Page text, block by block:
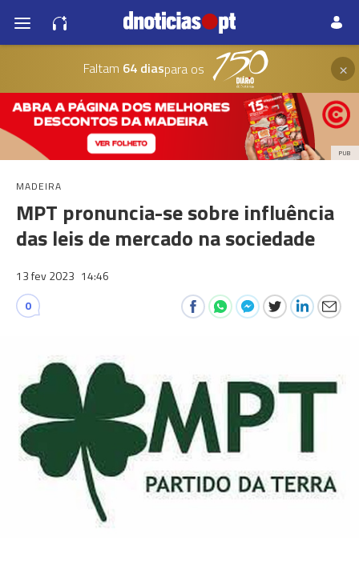
Faltam 64 diaspara os ×
PUB
MADEIRA
MPT pronuncia-se sobre influência
das leis de mercado na sociedade
13 fev 2023 14:46
0